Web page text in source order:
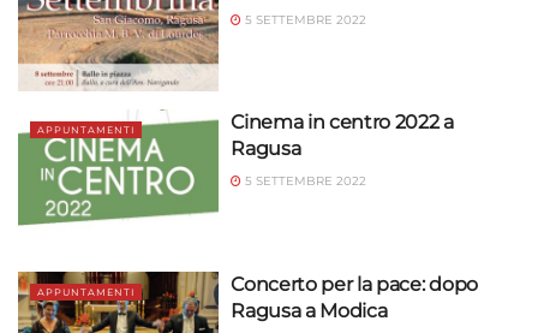
5 SETTEMBRE 2022
APPUNTAMENTI
Cinema in centro 2022 a
Ragusa
5 SETTEMBRE 2022
APPUNTAMENTI
Concerto per la pace: dopo
Ragusa a Modica